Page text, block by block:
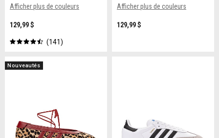
Afficher plus de couleurs
129,99 $
141
Afficher plus de couleurs
129,99 $
Nouveautés